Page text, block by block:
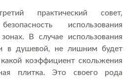
практический совет,
использования
В случае использования
в душевой, не лишним будет
какой коэффициент скольжения
плитка. Это своего рода